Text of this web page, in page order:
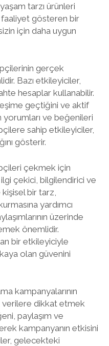
tarzı ürünleri
faaliyet gösteren bir
için daha uygun
gerçek
Bazı etkileyiciler,
hesaplar kullanabilir.
geçtiğini ve aktif
yorumları ve beğenileri
sahip etkileyiciler,
gösterir.
çekmek için
çekici, bilgilendirici ve
bir tarz,
yardımcı
üzerinde
önemlidir.
bir etkileyiciyle
olan güvenini
kampanyalarının
verilere dikkat etmek
paylaşım ve
kampanyanın etkisini
gelecekteki